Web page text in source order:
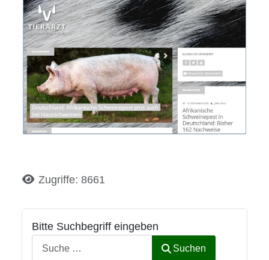
Bitte Suchbegriff eingeben
Suchen
DetailsZugriffe: 8661